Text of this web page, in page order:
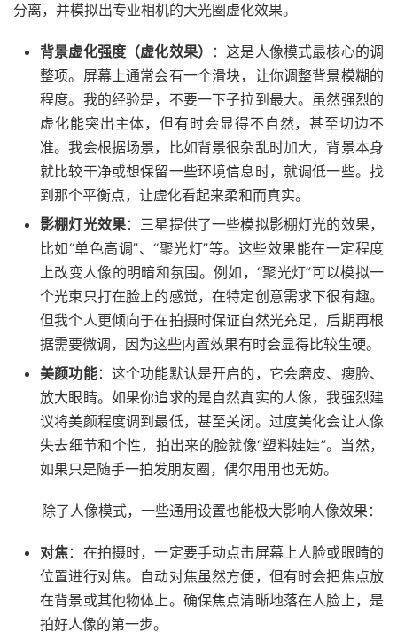
分离，并模拟出专业相机的大光圈虚化效果。
背景虚化强度（虚化效果）
：这是人像模式最核心的调
整项。屏幕上通常会有一个滑块，让你调整背景模糊的
程度。我的经验是，不要一下子拉到最大。虽然强烈的
虚化能突出主体，但有时会显得不自然，甚至切边不
准。我会根据场景，比如背景很杂乱时加大，背景本身
就比较干净或想保留一些环境信息时，就调低一些。找
到那个平衡点，让虚化看起来柔和而真实。
影棚灯光效果：三星提供了一些模拟影棚灯光的效果，
比如“单色高调”、“聚光灯”等。这些效果能在一定程度
上改变人像的明暗和氛围。例如，“聚光灯”可以模拟一
个光束只打在脸上的感觉，在特定创意需求下很有趣。
但我个人更倾向于在拍摄时保证自然光充足，后期再根
据需要微调，因为这些内置效果有时会显得比较生硬。
美颜功能：这个功能默认是开启的，它会磨皮、瘦脸、
放大眼睛。如果你追求的是自然真实的人像，我强烈建
议将美颜程度调到最低，甚至关闭。过度美化会让人像
失去细节和个性，拍出来的脸就像“塑料娃娃”。当然，
如果只是随手一拍发朋友圈，偶尔用用也无妨。
除了人像模式，一些通用设置也能极大影响人像效果：
对焦：在拍摄时，一定要手动点击屏幕上人脸或眼睛的
位置进行对焦。自动对焦虽然方便，但有时会把焦点放
在背景或其他物体上。确保焦点清晰地落在人脸上，是
拍好人像的第一步。